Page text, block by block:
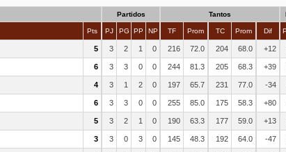
Partidos Tantos
Pts PJ PG PP NP TF Prom TC Prom Dif
5 3 2 1 0 216 72.0 204 68.0 +12
6 3 3 0 0 244 81.3 205 68.3 +39
4 3 1 2 0 197 65.7 231 77.0 -34
6 3 3 0 0 255 85.0 175 58.3 +80
5 3 2 1 0 190 63.3 177 59.0 +13
3 3 0 3 0 145 48.3 192 64.0 -47